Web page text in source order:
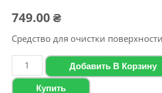
749.00₴
Средство для очистки
Количество
товара
Добавить В Корзину
Купить